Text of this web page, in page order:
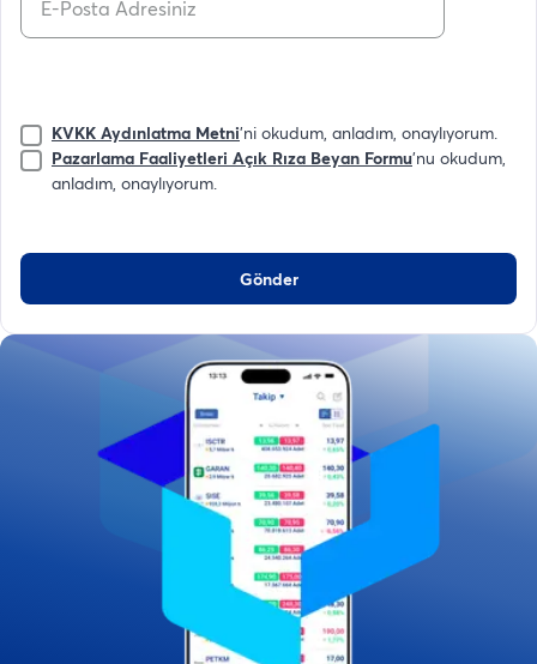
KVKK Aydınlatma Metni'ni okudum, anladım, onaylıyorum.
Pazarlama Faaliyetleri Açık Rıza Beyan Formu'nu okudum,
anladım, onaylıyorum.
Gönder